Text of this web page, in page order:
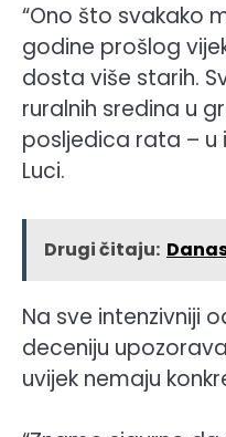
“Ono što svakako
godine prošlog
dosta više starih.
ruralnih sredina u
posljedica rata – u
Luci.
Drugi čitaju:
Na sve intenzivniji
deceniju
uvijek nemaju